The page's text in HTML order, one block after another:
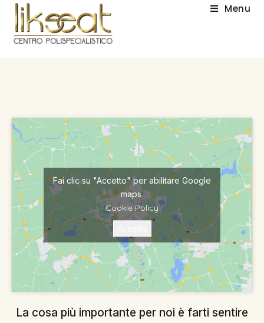
Menu
Fai clic su "Accetto" per abilitare Google
maps
Cookie Policy
La cosa più importante per noi è farti sentire